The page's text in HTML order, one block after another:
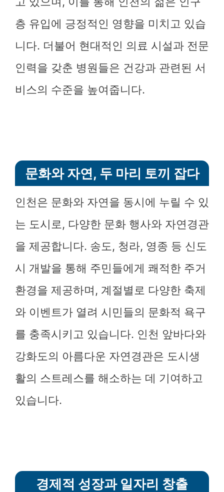
층 유입에 긍정적인 영향을 미치고 있습
니다. 더불어 현대적인 의료 시설과 전문
인력을 갖춘 병원들은 건강과 관련된 서
비스의 수준을 높여줍니다.
문화와 자연, 두 마리 토끼 잡다
인천은 문화와 자연을 동시에 누릴 수 있
는 도시로, 다양한 문화 행사와 자연경관
을 제공합니다. 송도, 청라, 영종 등 신도
시 개발을 통해 주민들에게 쾌적한 주거
환경을 제공하며, 계절별로 다양한 축제
와 이벤트가 열려 시민들의 문화적 욕구
를 충족시키고 있습니다. 인천 앞바다와
강화도의 아름다운 자연경관은 도시생
활의 스트레스를 해소하는 데 기여하고
있습니다.
경제적 성장과 일자리 창출